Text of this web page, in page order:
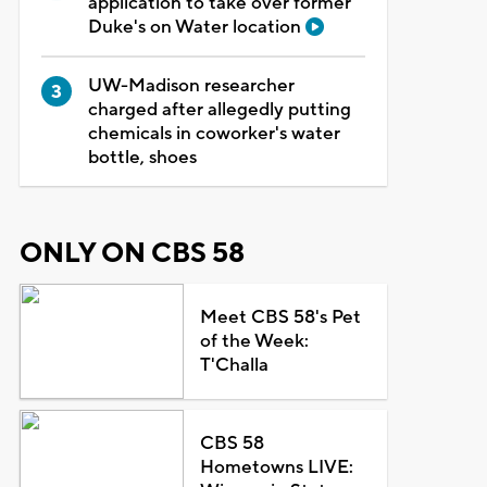
Duke's on Water location
UW-Madison researcher
charged after allegedly putting
chemicals in coworker's water
bottle, shoes
ONLY ON CBS 58
Meet CBS 58's Pet
of the Week:
T'Challa
CBS 58
Hometowns LIVE: